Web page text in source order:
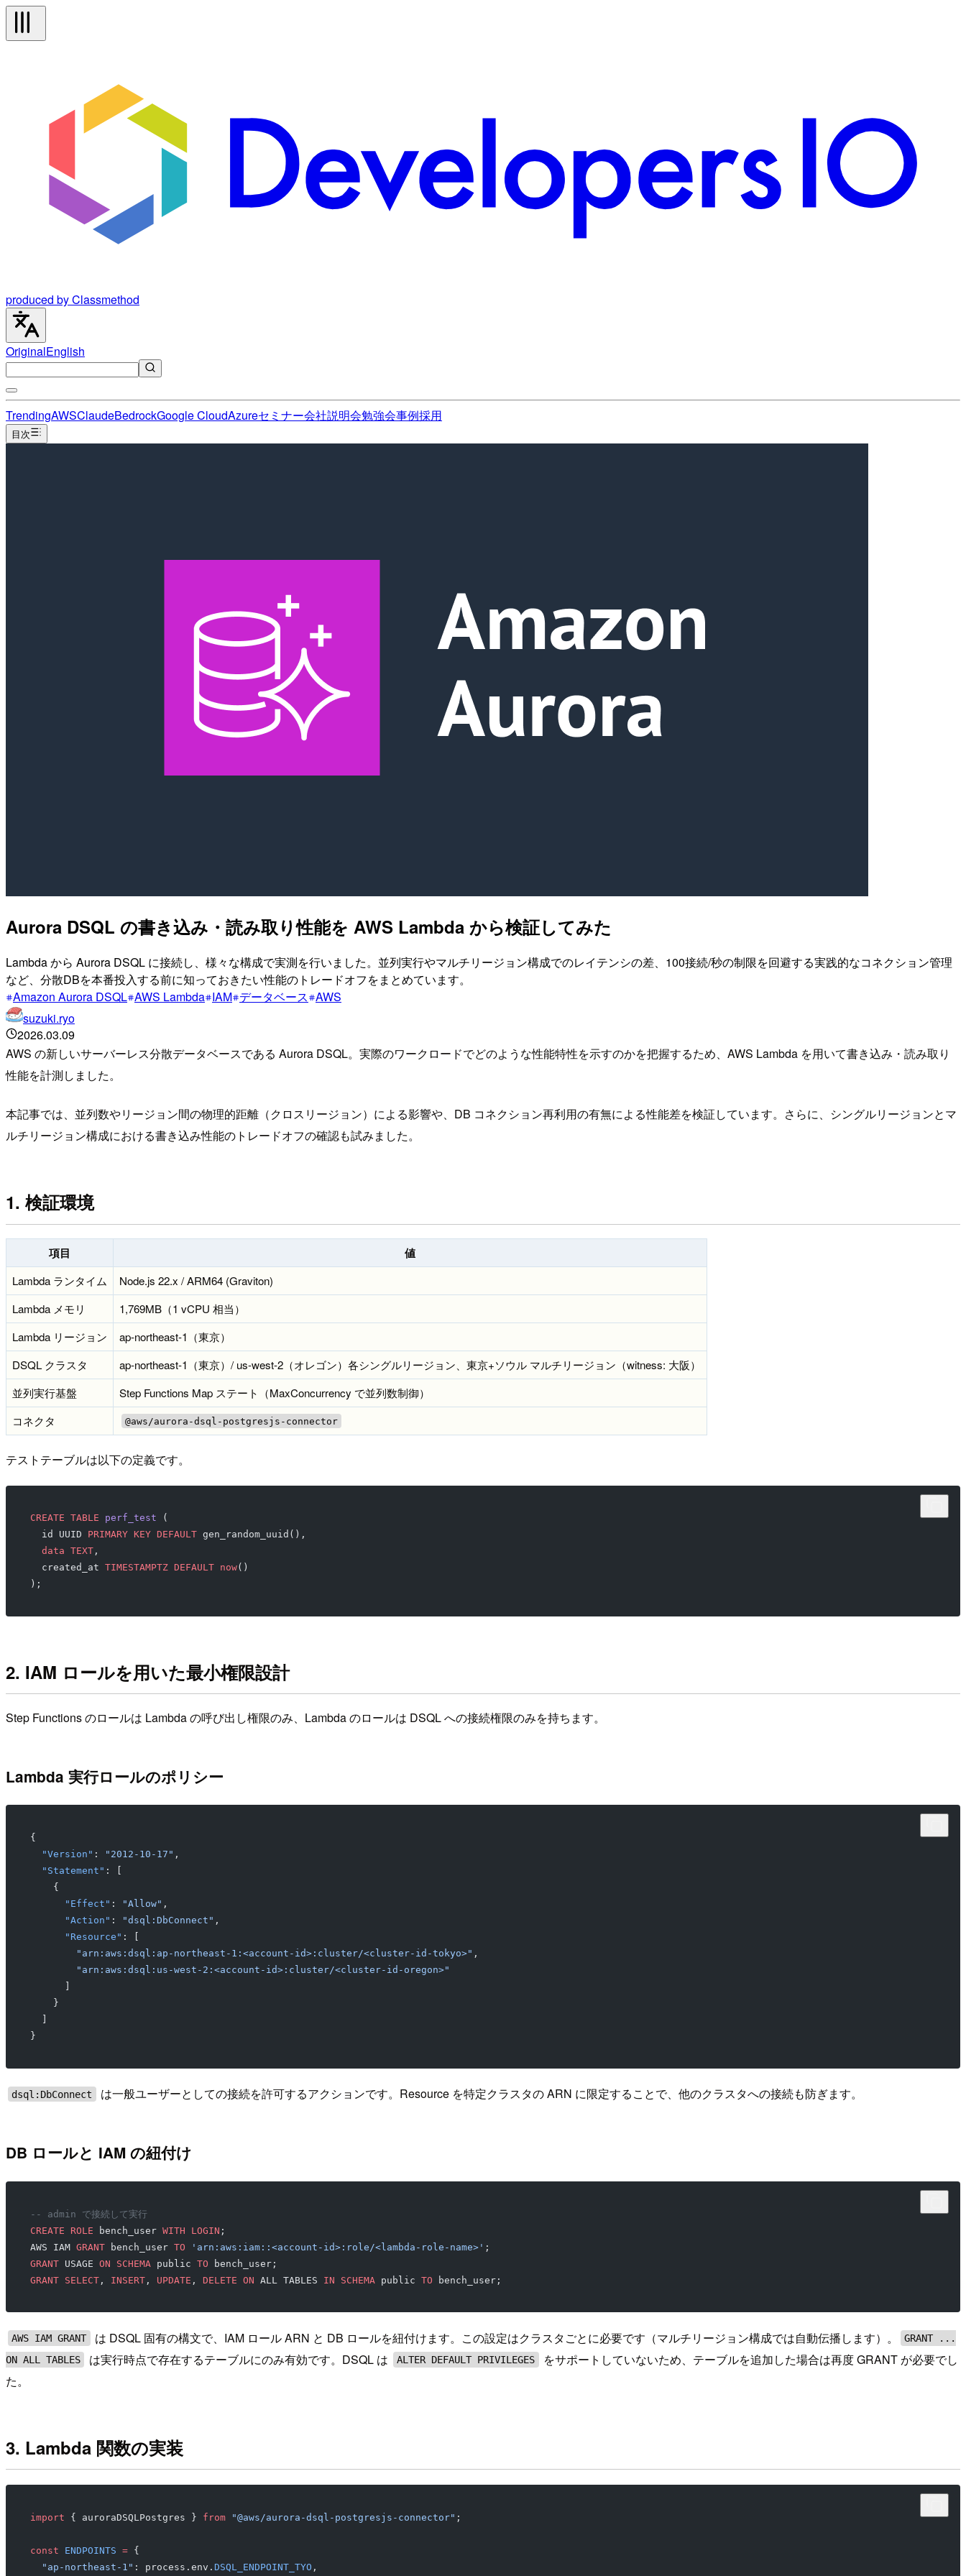
produced by Classmethod
OriginalEnglish
TrendingAWSClaudeBedrockGoogle CloudAzureセミナー会社説明会勉強会事例採用
目次
Aurora DSQL の書き込み・読み取り性能を AWS Lambda から検証してみた
Lambda から Aurora DSQL に接続し、様々な構成で実測を行いました。並列実行やマルチリージョン構成でのレイテンシの差、100接続/秒の制限を回避する実践的なコネクション管理
など、分散DBを本番投入する前に知っておきたい性能のトレードオフをまとめています。
Amazon Aurora DSQL AWS Lambda IAM データベース AWS
suzuki.ryo
2026.03.09
AWS の新しいサーバーレス分散データベースである Aurora DSQL。実際のワークロードでどのような性能特性を示すのかを把握するため、AWS Lambda を用いて書き込み・読み取り
性能を計測しました。
本記事では、並列数やリージョン間の物理的距離（クロスリージョン）による影響や、DB コネクション再利用の有無による性能差を検証しています。さらに、シングルリージョンとマ
ルチリージョン構成における書き込み性能のトレードオフの確認も試みました。
1. 検証環境
項目 値
Lambda ランタイム
Node.js 22.x / ARM64 (Graviton)
Lambda メモリ
1,769MB（1 vCPU 相当）
Lambda リージョン
ap-northeast-1（東京）
DSQL クラスタ
ap-northeast-1（東京）/ us-west-2（オレゴン）各シングルリージョン、東京+ソウル マルチリージョン（witness: 大阪）
並列実行基盤
Step Functions Map ステート（MaxConcurrency で並列数制御）
コネクタ
@aws/aurora-dsql-postgresjs-connector
テストテーブルは以下の定義です。
CREATE TABLE perf_test (
  id UUID
PRIMARY KEY DEFAULT gen_random_uuid(),
  data
TEXT,
  created_at
TIMESTAMPTZ DEFAULT now()
);
2. IAM ロールを用いた最小権限設計
Step Functions のロールは Lambda の呼び出し権限のみ、Lambda のロールは DSQL への接続権限のみを持ちます。
Lambda 実行ロールのポリシー
{
  "Version"
: "2012-10-17" ,
  "Statement"
: [
    {
      "Effect"
: "Allow" ,
      "Action"
: "dsql:DbConnect" ,
      "Resource"
: [
        "arn:aws:dsql:ap-northeast-1:<account-id>:cluster/<cluster-id-tokyo>"
,
        "arn:aws:dsql:us-west-2:<account-id>:cluster/<cluster-id-oregon>"
    }
}
dsql:DbConnect は一般ユーザーとしての接続を許可するアクションです。Resource を特定クラスタの ARN に限定することで、他のクラスタへの接続も防ぎます。
DB ロールと IAM の紐付け
-- admin で接続して実行
CREATE ROLE bench_user WITH LOGIN ;
AWS IAM GRANT bench_user TO 'arn:aws:iam::<account-id>:role/<lambda-role-name>' ;
GRANT USAGE ON SCHEMA public TO bench_user;
GRANT SELECT, INSERT, UPDATE , DELETE ON ALL TABLES IN SCHEMA public TO bench_user;
AWS IAM GRANT は DSQL 固有の構文で、IAM ロール ARN と DB ロールを紐付けます。この設定はクラスタごとに必要です（マルチリージョン構成では自動伝播します）。
GRANT ...
ON ALL TABLES
は実行時点で存在するテーブルにのみ有効です。DSQL は ALTER DEFAULT PRIVILEGES
をサポートしていないため、テーブルを追加した場合は再度 GRANT が必要でし
た。
3. Lambda 関数の実装
import { auroraDSQLPostgres } from "@aws/aurora-dsql-postgresjs-connector" ;
const ENDPOINTS = {
  "ap-northeast-1"
: process.env. DSQL_ENDPOINT_TYO ,